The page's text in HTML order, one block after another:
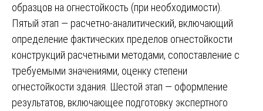
образцов на огнестойкость (при необходимости).
Пятый этап — расчетно-аналитический, включающий
определение фактических пределов огнестойкости
конструкций расчетными методами, сопоставление с
требуемыми значениями, оценку степени
огнестойкости здания. Шестой этап — оформление
результатов, включающее подготовку экспертного